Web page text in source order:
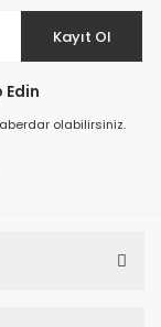
Kayıt Ol
olabilirsiniz.